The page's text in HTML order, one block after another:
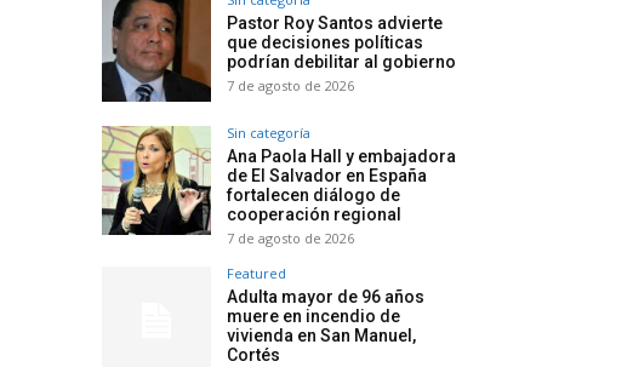
Pastor Roy Santos advierte
que decisiones políticas
podrían debilitar al gobierno
7 de agosto de 2026
Sin categoría
Ana Paola Hall y embajadora
de El Salvador en España
fortalecen diálogo de
cooperación regional
7 de agosto de 2026
Featured
Adulta mayor de 96 años
muere en incendio de
vivienda en San Manuel,
Cortés